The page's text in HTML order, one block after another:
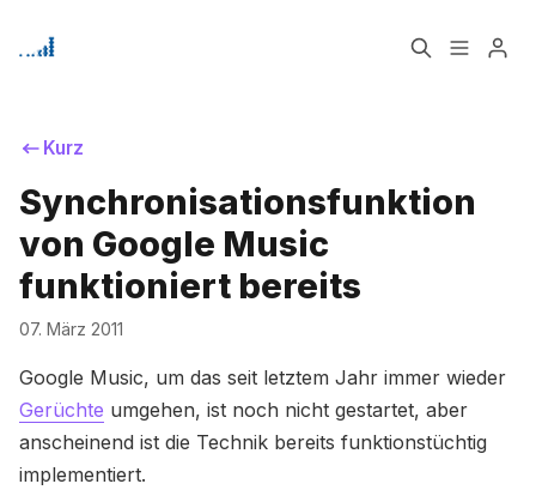
Home
Signup
Bitte geben Sie mindestens 3 Zeichen ein
Kurz
Synchronisationsfunktion
von Google Music
funktioniert bereits
07. März 2011
Google Music, um das seit letztem Jahr immer wieder
Gerüchte umgehen, ist noch nicht gestartet, aber
anscheinend ist die Technik bereits funktionstüchtig
implementiert.